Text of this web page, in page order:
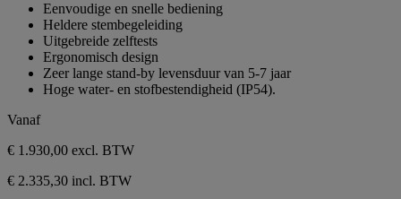
sterren.
Eenvoudige en snelle bediening
Heldere stembegeleiding
Uitgebreide zelftests
Ergonomisch design
Zeer lange stand-by levensduur van 5-7 jaar
Hoge water- en stofbestendigheid (IP54).
Vanaf
€ 1.930,00 excl. BTW
€ 2.335,30 incl. BTW